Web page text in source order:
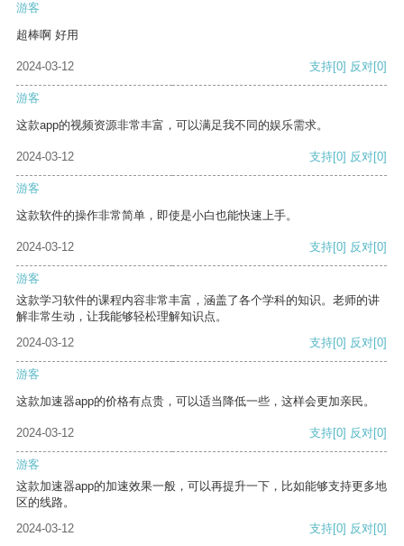
游客
超棒啊 好用
2024-03-12 支持[0] 反对[0]
游客
这款app的视频资源非常丰富，可以满足我不同的娱乐需求。
2024-03-12 支持[0] 反对[0]
游客
这款软件的操作非常简单，即使是小白也能快速上手。
2024-03-12 支持[0] 反对[0]
游客
这款学习软件的课程内容非常丰富，涵盖了各个学科的知识。老师的讲
解非常生动，让我能够轻松理解知识点。
2024-03-12
支持[0] 反对[0]
游客
这款加速器app的价格有点贵，可以适当降低一些，这样会更加亲民。
2024-03-12 支持[0] 反对[0]
游客
这款加速器app的加速效果一般，可以再提升一下，比如能够支持更多地
区的线路。
2024-03-12
支持[0] 反对[0]